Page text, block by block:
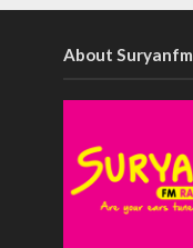
About Suryanfm